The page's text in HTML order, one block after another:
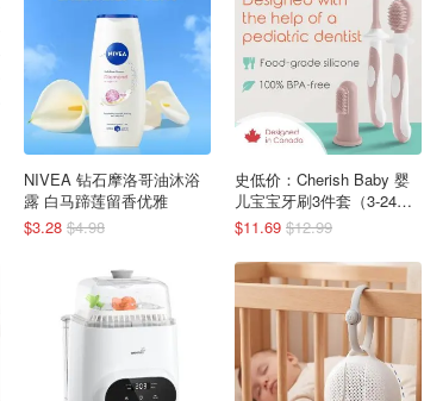
NIVEA 钻石摩洛哥油沐浴
露 白马蹄莲留香优雅
$3.28 $4.98
史低价：Cherish Baby 婴
儿宝宝牙刷3件套（3-24个
月）
$11.69 $12.99